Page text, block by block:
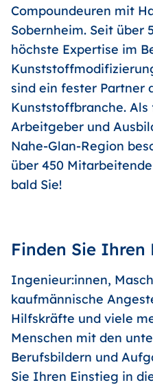
Compoundeuren mit
Sobernheim. Seit über
höchste Expertise im
sind ein fester Partner
Kunststoffbranche.
Arbeitgeber und
Nahe-Glan-Region
über 450
bald Sie!
Finden Sie Ihren
Ingenieur:innen,
kaufmännische
Hilfskräfte und viele
Menschen mit den
Berufsbildern und
Sie Ihren Einstieg in